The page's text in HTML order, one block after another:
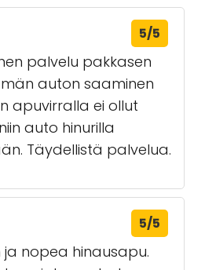
5/5
palvelu pakkasen
auton saaminen
apuvirralla ei ollut
auto hinurilla
Täydellistä palvelua.
5/5
ja nopea hinausapu.